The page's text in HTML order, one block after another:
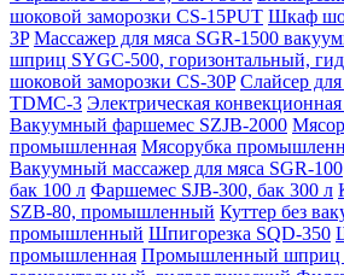
шоковой заморозки CS-15PUT Шкаф
3P Массажер для мяса SGR-1500
шприц SYGC-500, горизонтальный,
шоковой заморозки CS-30P Слайсер
TDMC-3 Электрическая
Вакуумный фаршемес SZJB-2000
промышленная Мясорубка
Вакуумный массажер для мяса SGR-100
бак 100 л Фаршемес SJB-300, бак 300 л
SZB-80, промышленный Куттер без
промышленный Шпигорезка SQD-350
промышленная Промышленный шприц